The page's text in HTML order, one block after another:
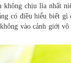
chịu lìa nhất
có điều hiểu biết
vào cảnh giới